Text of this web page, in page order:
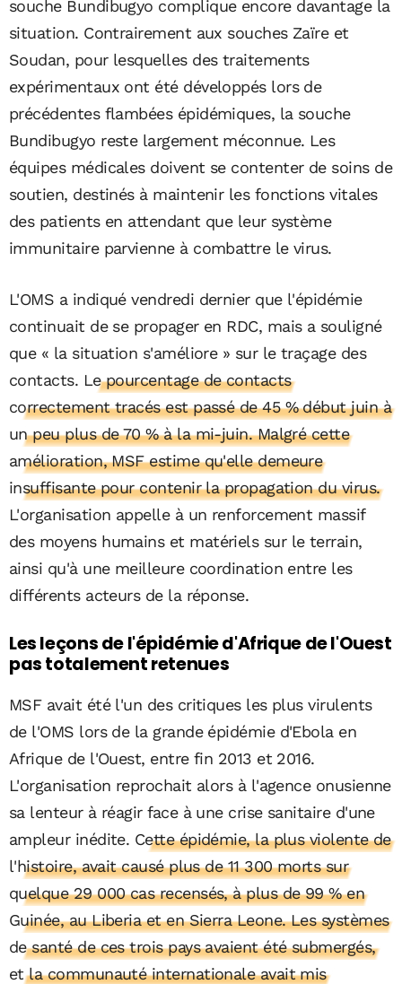
souche Bundibugyo complique encore davantage la
situation. Contrairement aux souches Zaïre et
Soudan, pour lesquelles des traitements
expérimentaux ont été développés lors de
précédentes flambées épidémiques, la souche
Bundibugyo reste largement méconnue. Les
équipes médicales doivent se contenter de soins de
soutien, destinés à maintenir les fonctions vitales
des patients en attendant que leur système
immunitaire parvienne à combattre le virus.
L'OMS a indiqué vendredi dernier que l'épidémie
continuait de se propager en RDC, mais a souligné
que « la situation s'améliore » sur le traçage des
contacts. Le pourcentage de contacts
correctement tracés est passé de 45 % début juin à
un peu plus de 70 % à la mi-juin. Malgré cette
amélioration, MSF estime qu'elle demeure
insuffisante pour contenir la propagation du virus.
L'organisation appelle à un renforcement massif
des moyens humains et matériels sur le terrain,
ainsi qu'à une meilleure coordination entre les
différents acteurs de la réponse.
Les leçons de l'épidémie d'Afrique de l'Ouest
pas totalement retenues
MSF avait été l'un des critiques les plus virulents
de l'OMS lors de la grande épidémie d'Ebola en
Afrique de l'Ouest, entre fin 2013 et 2016.
L'organisation reprochait alors à l'agence onusienne
sa lenteur à réagir face à une crise sanitaire d'une
ampleur inédite. Cette épidémie, la plus violente de
l'histoire, avait causé plus de 11 300 morts sur
quelque 29 000 cas recensés, à plus de 99 % en
Guinée, au Liberia et en Sierra Leone. Les systèmes
de santé de ces trois pays avaient été submergés,
et la communauté internationale avait mis